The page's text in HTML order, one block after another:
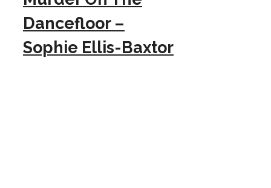
Dancefloor –
Sophie Ellis-Baxtor